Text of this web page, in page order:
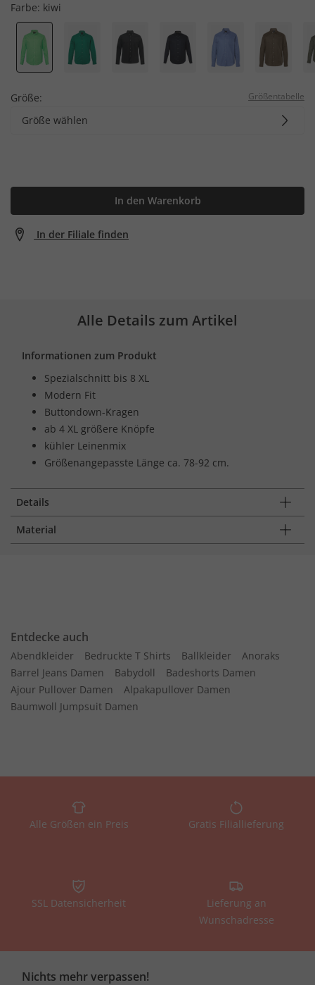
Farbe: kiwi
Größe: Größentabelle
Größe wählen
In den Warenkorb
In der Filiale finden
Alle Details zum Artikel
Informationen zum Produkt
Spezialschnitt bis 8 XL
Modern Fit
Buttondown-Kragen
ab 4 XL größere Knöpfe
kühler Leinenmix
Größenangepasste Länge ca. 78-92 cm.
Details
Material
Entdecke auch
Abendkleider Bedruckte T Shirts Ballkleider
Anoraks
Barrel Jeans Damen
Babydoll
Badeshorts Damen
Ajour Pullover Damen
Alpakapullover Damen
Baumwoll Jumpsuit Damen
Alle Größen ein Preis Gratis Filiallieferung
SSL Datensicherheit
Lieferung an
Wunschadresse
Nichts mehr verpassen!